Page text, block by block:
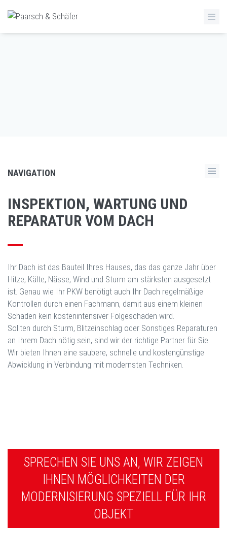
NAVIGATION
INSPEKTION, WARTUNG UND
REPARATUR VOM DACH
Ihr Dach ist das Bauteil Ihres Hauses, das das ganze Jahr über
Hitze, Kälte, Nässe, Wind und Sturm am stärksten ausgesetzt
ist. Genau wie Ihr PKW benötigt auch Ihr Dach regelmäßige
Kontrollen durch einen Fachmann, damit aus einem kleinen
Schaden kein kostenintensiver Folgeschaden wird.
Sollten durch Sturm, Blitzeinschlag oder Sonstiges Reparaturen
an Ihrem Dach nötig sein, sind wir der richtige Partner für Sie.
Wir bieten Ihnen eine saubere, schnelle und kostengünstige
Abwicklung in Verbindung mit modernsten Techniken.
SPRECHEN SIE UNS AN, WIR ZEIGEN
IHNEN MÖGLICHKEITEN DER
MODERNISIERUNG SPEZIELL FÜR IHR
OBJEKT